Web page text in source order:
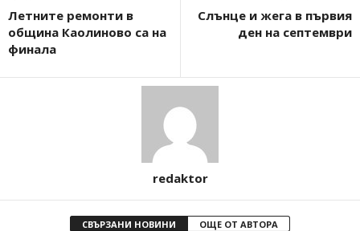
Летните ремонти в
община Каолиново са на
финала
Слънце и жега в първия
ден на септември
redaktor
СВЪРЗАНИ НОВИНИ ОЩЕ ОТ АВТОРА